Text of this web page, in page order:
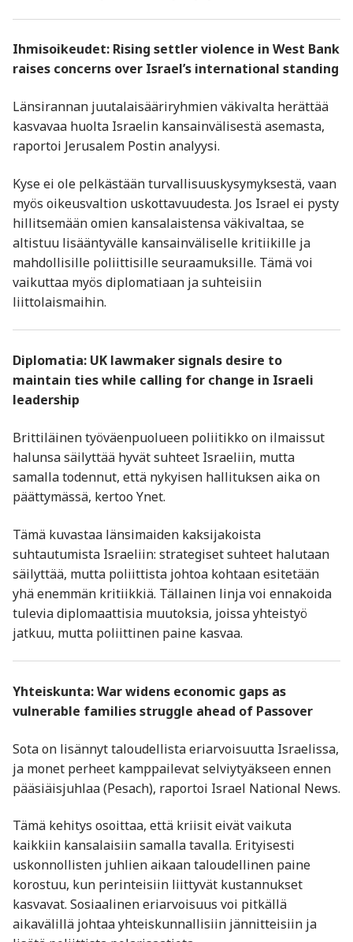
Ihmisoikeudet: Rising settler violence in West Bank
raises concerns over Israel’s international standing
Länsirannan juutalaisääriryhmien väkivalta herättää
kasvavaa huolta Israelin kansainvälisestä asemasta,
raportoi Jerusalem Postin analyysi.
Kyse ei ole pelkästään turvallisuuskysymyksestä, vaan
myös oikeusvaltion uskottavuudesta. Jos Israel ei pysty
hillitsemään omien kansalaistensa väkivaltaa, se
altistuu lisääntyvälle kansainväliselle kritiikille ja
mahdollisille poliittisille seuraamuksille. Tämä voi
vaikuttaa myös diplomatiaan ja suhteisiin
liittolaismaihin.
Diplomatia: UK lawmaker signals desire to
maintain ties while calling for change in Israeli
leadership
Brittiläinen työväenpuolueen poliitikko on ilmaissut
halunsa säilyttää hyvät suhteet Israeliin, mutta
samalla todennut, että nykyisen hallituksen aika on
päättymässä, kertoo Ynet.
Tämä kuvastaa länsimaiden kaksijakoista
suhtautumista Israeliin: strategiset suhteet halutaan
säilyttää, mutta poliittista johtoa kohtaan esitetään
yhä enemmän kritiikkiä. Tällainen linja voi ennakoida
tulevia diplomaattisia muutoksia, joissa yhteistyö
jatkuu, mutta poliittinen paine kasvaa.
Yhteiskunta: War widens economic gaps as
vulnerable families struggle ahead of Passover
Sota on lisännyt taloudellista eriarvoisuutta Israelissa,
ja monet perheet kamppailevat selviytyäkseen ennen
pääsiäisjuhlaa (Pesach), raportoi Israel National News.
Tämä kehitys osoittaa, että kriisit eivät vaikuta
kaikkiin kansalaisiin samalla tavalla. Erityisesti
uskonnollisten juhlien aikaan taloudellinen paine
korostuu, kun perinteisiin liittyvät kustannukset
kasvavat. Sosiaalinen eriarvoisuus voi pitkällä
aikavälillä johtaa yhteiskunnallisiin jännitteisiin ja